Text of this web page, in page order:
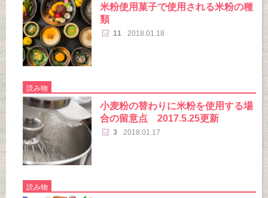
米粉使用菓子で使用される米粉の種
類
11 2018.01.18
読み物
小麦粉の替わりに米粉を使用する場
合の留意点 2017.5.25更新
3 2018.01.17
読み物